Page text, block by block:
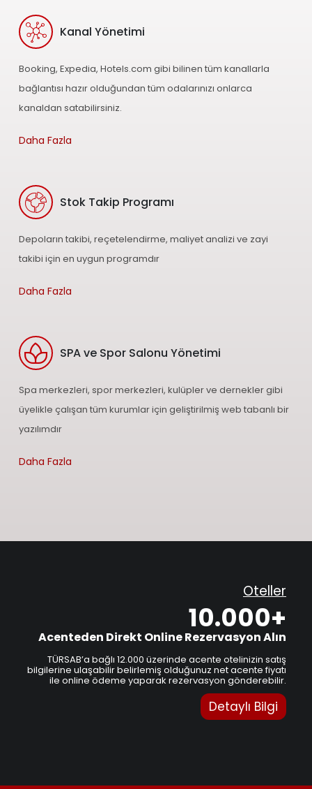
Kanal Yönetimi
Booking, Expedia, Hotels.com gibi bilinen tüm kanallarla
bağlantısı hazır olduğundan tüm odalarınızı onlarca
kanaldan satabilirsiniz.
Daha Fazla
Stok Takip Programı
Depoların takibi, reçetelendirme, maliyet analizi ve zayi
takibi için en uygun programdır
Daha Fazla
SPA ve Spor Salonu Yönetimi
Spa merkezleri, spor merkezleri, kulüpler ve dernekler gibi
üyelikle çalışan tüm kurumlar için geliştirilmiş web tabanlı bir
yazılımdır
Daha Fazla
Oteller
10.000+
Acenteden Direkt Online Rezervasyon Alın
TÜRSAB’a bağlı 12.000 üzerinde acente otelinizin satış
bilgilerine ulaşabilir belirlemiş olduğunuz net acente fiyatı
ile online ödeme yaparak rezervasyon gönderebilir.
Detaylı Bilgi